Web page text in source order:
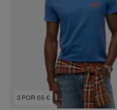
3 POR 65 €